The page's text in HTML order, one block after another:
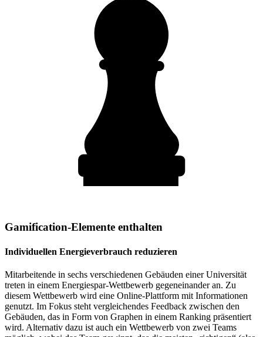
Gamification-Elemente enthalten
Individuellen Energieverbrauch reduzieren
Mitarbeitende in sechs verschiedenen Gebäuden einer Universität
treten in einem Energiespar-Wettbewerb gegeneinander an. Zu
diesem Wettbewerb wird eine Online-Plattform mit Informationen
genutzt. Im Fokus steht vergleichendes Feedback zwischen den
Gebäuden, das in Form von Graphen in einem Ranking präsentiert
wird. Alternativ dazu ist auch ein Wettbewerb von zwei Teams